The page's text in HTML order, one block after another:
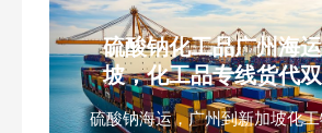
硫酸钠化工品广州海
坡，化工品专线货代
硫酸钠海运，广州到新加坡化工